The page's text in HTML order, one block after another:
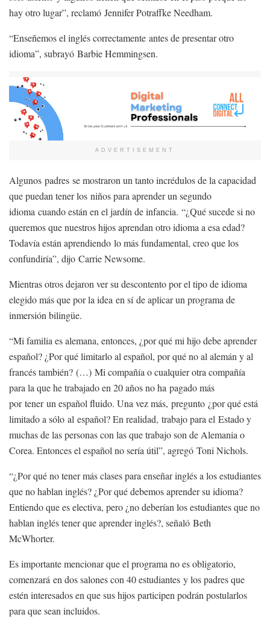
hay otro lugar”, reclamó Jennifer Potraffke Needham.
“Enseñemos el inglés correctamente antes de presentar otro
idioma”, subrayó Barbie Hemmingsen.
ADVERTISEMENT
Algunos padres se mostraron un tanto incrédulos de la capacidad
que puedan tener los niños para aprender un segundo
idioma cuando están en el jardín de infancia. “¿Qué sucede si no
queremos que nuestros hijos aprendan otro idioma a esa edad?
Todavía están aprendiendo lo más fundamental, creo que los
confundiría”, dijo Carrie Newsome.
Mientras otros dejaron ver su descontento por el tipo de idioma
elegido más que por la idea en sí de aplicar un programa de
inmersión bilingüe.
“Mi familia es alemana, entonces, ¿por qué mi hijo debe aprender
español? ¿Por qué limitarlo al español, por qué no al alemán y al
francés también? (…) Mi compañía o cualquier otra compañía
para la que he trabajado en 20 años no ha pagado más
por tener un español fluido. Una vez más, pregunto ¿por qué está
limitado a sólo al español? En realidad, trabajo para el Estado y
muchas de las personas con las que trabajo son de Alemania o
Corea. Entonces el español no sería útil”, agregó Toni Nichols.
“¿Por qué no tener más clases para enseñar inglés a los estudiantes
que no hablan inglés? ¿Por qué debemos aprender su idioma?
Entiendo que es electiva, pero ¿no deberían los estudiantes que no
hablan inglés tener que aprender inglés?, señaló Beth
McWhorter.
Es importante mencionar que el programa no es obligatorio,
comenzará en dos salones con 40 estudiantes y los padres que
estén interesados en que sus hijos participen podrán postularlos
para que sean incluidos.